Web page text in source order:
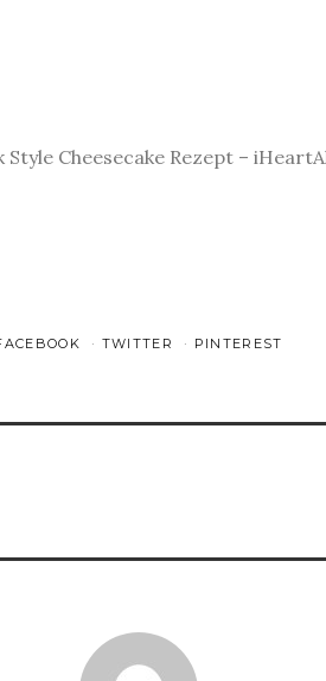
Style Cheesecake Rezept –
TWITTER PINTEREST